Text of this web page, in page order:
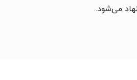
می‌شود.